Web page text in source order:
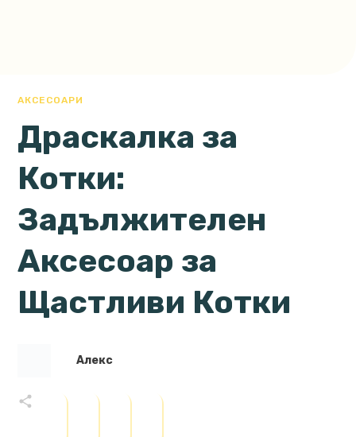
АКСЕСОАРИ
Драскалка за
Котки:
Задължителен
Аксесоар за
Щастливи Котки
Алекс